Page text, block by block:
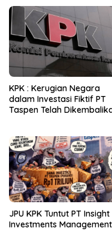
KPK : Kerugian Negara
dalam Investasi Fiktif PT
Taspen Telah
JPU KPK Tuntut PT Insight
Investments Management